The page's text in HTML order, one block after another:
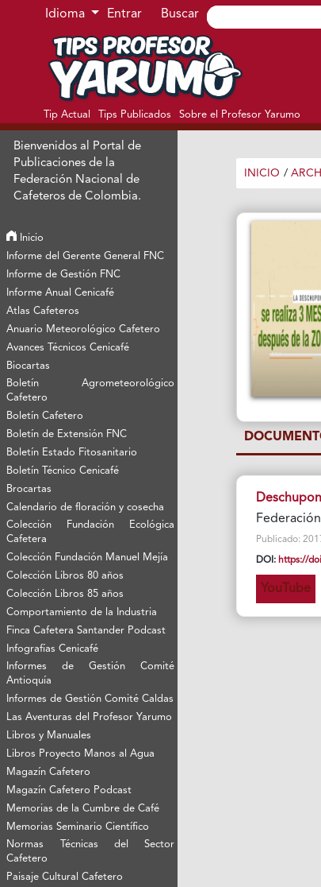
Ir al menú de navegación principal
Ir al contenido principal
Ir al pie de página del sitio
Idioma Entrar Buscar
Tip Actual Tips Publicados Sobre el Profesor Yarumo
Bienvenidos al Portal de
Publicaciones de la
Federación Nacional de
Cafeteros de Colombia.
Inicio
Informe del Gerente General FNC
Informe de Gestión FNC
Informe Anual Cenicafé
Atlas Cafeteros
Anuario Meteorológico Cafetero
Avances Técnicos Cenicafé
Biocartas
Boletín Agrometeorológico
Cafetero
Boletín Cafetero
Boletín de Extensión FNC
Boletín Estado Fitosanitario
Boletín Técnico Cenicafé
Brocartas
Calendario de floración y cosecha
Colección Fundación Ecológica
Cafetera
Colección Fundación Manuel Mejía
Colección Libros 80 años
Colección Libros 85 años
Comportamiento de la Industria
Finca Cafetera Santander Podcast
Infografías Cenicafé
Informes de Gestión Comité
Antioquía
Informes de Gestión Comité Caldas
Las Aventuras del Profesor Yarumo
Libros y Manuales
Libros Proyecto Manos al Agua
Magazín Cafetero
Magazín Cafetero Podcast
Memorias de la Cumbre de Café
Memorias Seminario Científico
Normas Técnicas del Sector
Cafetero
Paisaje Cultural Cafetero
INICIO /
Publicado:
DOI: https://
YouTube